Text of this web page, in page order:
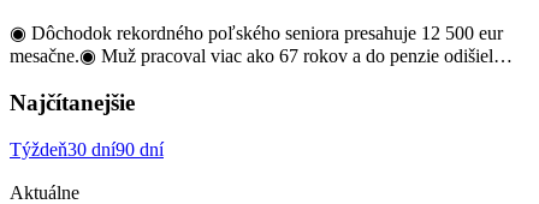
◉ Dôchodok rekordného poľského seniora presahuje 12 500 eur
mesačne.◉ Muž pracoval viac ako 67 rokov a do penzie odišiel…
Najčítanejšie
Týždeň30 dní90 dní
Aktuálne